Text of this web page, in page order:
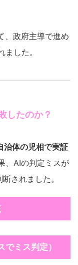
、政府主導で進め
した。
したのか？
体の児相で実証
、AIの判定ミスが
されました。
ミス判定）